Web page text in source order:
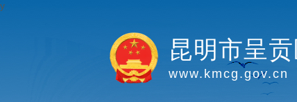
y
昆明市呈
www.kmcg.gov.cn